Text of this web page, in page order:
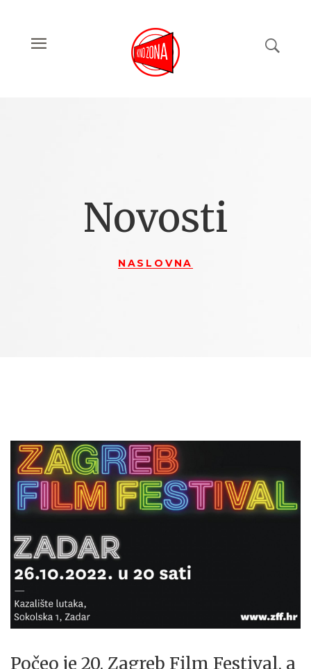
Novosti
NASLOVNA
Počeo je 20. Zagreb Film Festival, a